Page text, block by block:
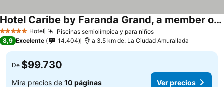
5 Estrellas Hotel Piscinas semiolímpica y para niños
Hotel Caribe by Faranda Grand, a member of Radisson Individuals
8,9 Excelente 14.404 a 3.5 km de: La Ciudad Amurallada
De $99.730
Mira precios de 10 páginas Ver precios